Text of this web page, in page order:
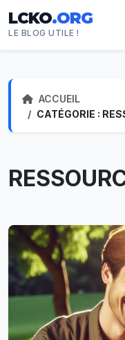
LCKO.ORG
LE BLOG UTILE !
ACCUEIL
CATÉGORIE :